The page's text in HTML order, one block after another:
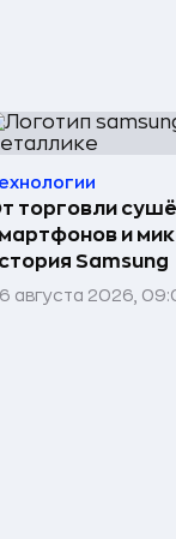
торговли
и
Samsung
августа 2026,